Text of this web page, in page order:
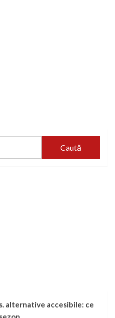
Caută
alternative accesibile: ce